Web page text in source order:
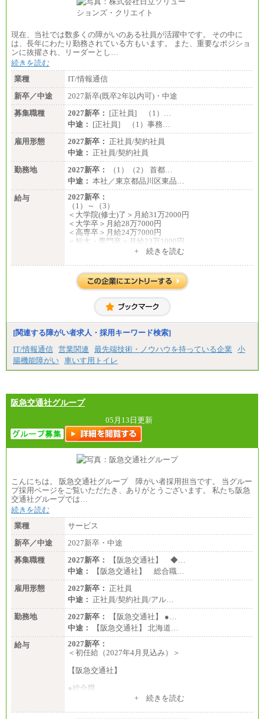
現在、当社では数多くの障がいのある社員が活躍中です。 その中に
は、長年にわたり勤務されている方もいます。 また、重要なポジショ
ンに抜擢され、リーダーとし…
続きを読む
業種
IT/情報通信
新卒／中途
2027新卒(既卒2年以内可)・中途
募集職種
2027新卒： [正社員] （1）…
中途： [正社員] （1）事務…
雇用形態
2027新卒： 正社員/契約社員
中途： 正社員/契約社員
勤務地
2027新卒：
（1）（2） 首都…
中途： 本社／東京都品川区東品…
給与
2027新卒：
（1）～（3）
＜大学院(修士)了＞月給31万2000円
＜大学卒＞月給28万7000円
＜高専卒＞月給24万7000円
＜短大・専門卒＞月給23万1000円
※上記を下限として勤務地エリアにより異なる
※試用期間中も給与に変更はございません
月給17万7000円
理論年収212万4000円（月給17万7000円×12カ月）
中途：
（1）
月給22万3000円～
想定年収410万円～
※試用期間中の給与に変更はございません。
月給17万7000円
理論年収212万4000円（月給17万7000円×12カ月）
+ 続きを読む
[関連する障がい者求人・採用キーワード検索]
IT/情報通信 営業関連 最先端技術・ノウハウを持っている企業
小
腸機能障がい 車いす用トイレ
阪急交通社グループ
05月13日更新
こんにちは。 阪急交通社グループ 障がい者採用担当です。 当グルー
プ採用ページをご覧いただたき、ありがとうございます。 私たち阪急
交通社グループでは…
続きを読む
業種
サービス
新卒／中途
2027新卒・中途
募集職種
2027新卒：
【阪急交通社】 ◆…
中途：
【阪急交通社】 総合職…
雇用形態
2027新卒： 正社員
中途： 正社員/契約社員/アル…
勤務地
2027新卒：
【阪急交通社】 ●…
中途：
【阪急交通社】 北海道…
給与
2027新卒：
＜初任給（2027年4月見込み）＞
【阪急交通社】
●総合職
(※3)、239,000円(※4)、237,000円（※5）
+ 続きを読む